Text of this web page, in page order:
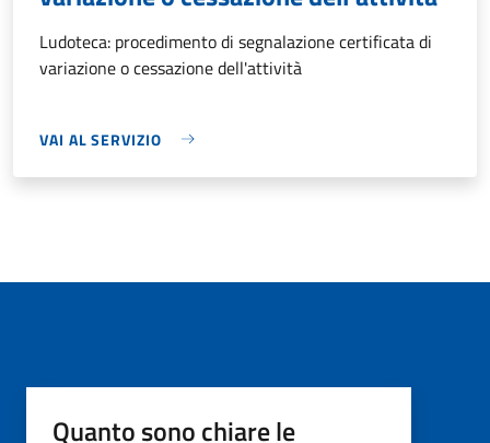
Ludoteca: procedimento di segnalazione certificata di
variazione o cessazione dell'attività
VAI AL SERVIZIO
Quanto sono chiare le